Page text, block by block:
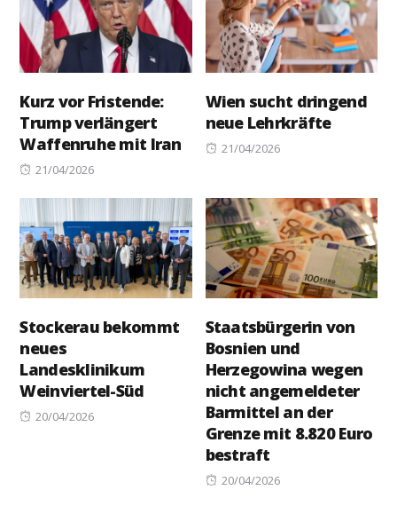
Kurz vor Fristende:
Trump verlängert
Waffenruhe mit Iran
Posted
21/04/2026
Wien sucht dringend
neue Lehrkräfte
Posted
21/04/2026
Stockerau bekommt
neues
Landesklinikum
Weinviertel-Süd
Posted
20/04/2026
Staatsbürgerin von
Bosnien und
Herzegowina wegen
nicht angemeldeter
Barmittel an der
Grenze mit 8.820 Euro
bestraft
Posted
20/04/2026